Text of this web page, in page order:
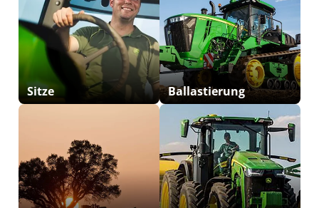
Sitze Ballastierung